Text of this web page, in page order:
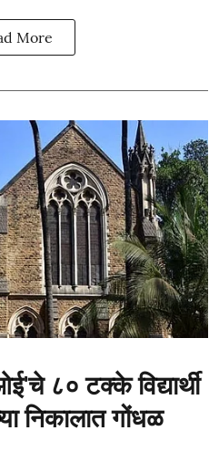
More
८० टक्के विद्यार्थी
निकालात गोंधळ